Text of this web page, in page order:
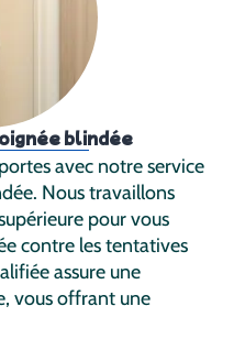
blindée
avec notre service
Nous travaillons
pour vous
contre les tentatives
assure une
vous offrant une